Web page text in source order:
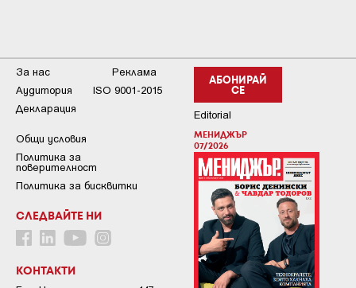
АБОНИРАЙ
СЕ
Editorial
МЕНИДЖЪР
07/2026
За нас
Реклама
Аудитория
ISO 9001-2015
Декларация
Общи условия
Пoлитикa зa
пoвepитeлнocт
Политика за бисквитки
СЛЕДВАЙТЕ НИ
КОНТАКТИ